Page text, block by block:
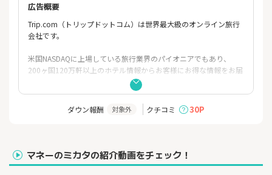
広告概要
Trip.com（トリップドットコム）は世界最大級のオンライン旅行
会社です。
米国NASDAQに上場している旅行業界のパイオニアでもあり、
200ヶ国120万軒以上のホテル情報からお客様にお得な情報をお届
東南アジアや中華圏にはダントツ強い！
季節に合わせたセール情報や有名ホテルの格安情報が満載の旅行
便利なオンライン予約システムで、世界中の航空券やホテル、
各国鉄道乗車券がウェブサイトから簡単にいつでもご予約頂けま
ダウン報酬 対象外 クチコミ 30P
マネーのミカタの紹介動画をチェック！